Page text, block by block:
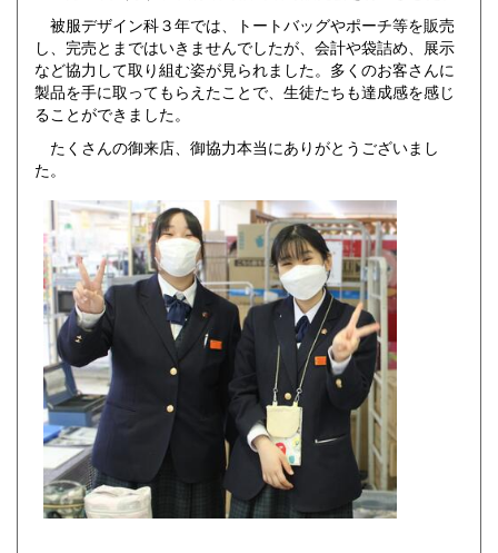
被服デザイン科３年では、トートバッグやポーチ等を販売
し、完売とまではいきませんでしたが、会計や袋詰め、展示
など協力して取り組む姿が見られました。多くのお客さんに
製品を手に取ってもらえたことで、生徒たちも達成感を感じ
ることができました。
たくさんの御来店、御協力本当にありがとうございまし
た。